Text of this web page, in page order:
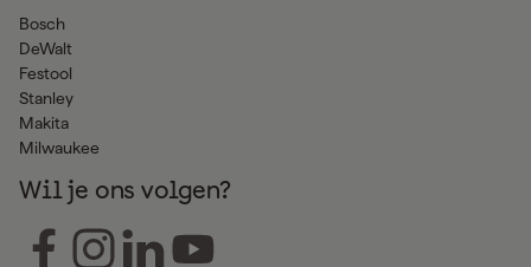
Bosch
DeWalt
Festool
Stanley
Makita
Milwaukee
Wil je ons volgen?